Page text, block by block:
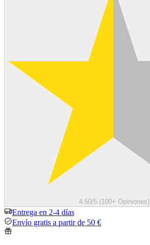
4.50/5 (100+ Opiniones)
Entrega en 2-4 días
Envío gratis a partir de 50 €